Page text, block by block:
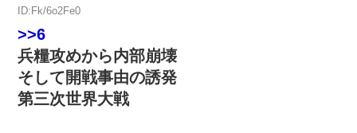
ID:Fk/6o2Fe0
>>6
兵糧攻めから内部崩壊
そして開戦事由の誘発
第三次世界大戦